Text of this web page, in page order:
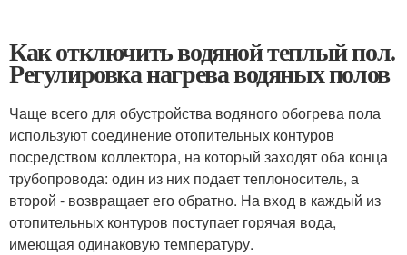
Как отключить водяной теплый пол.
Регулировка нагрева водяных полов
Чаще всего для обустройства водяного обогрева пола
используют соединение отопительных контуров
посредством коллектора, на который заходят оба конца
трубопровода: один из них подает теплоноситель, а
второй - возвращает его обратно. На вход в каждый из
отопительных контуров поступает горячая вода,
имеющая одинаковую температуру.